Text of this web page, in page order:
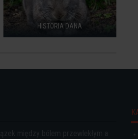
HISTORIA DANA